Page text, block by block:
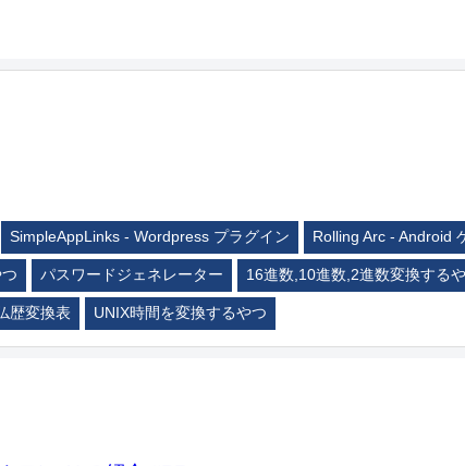
SimpleAppLinks - Wordpress プラグイン Rolling Arc - Android
パスワードジェネレーター 16進数,10進数,2進数変換する
歴変換表 UNIX時間を変換するやつ